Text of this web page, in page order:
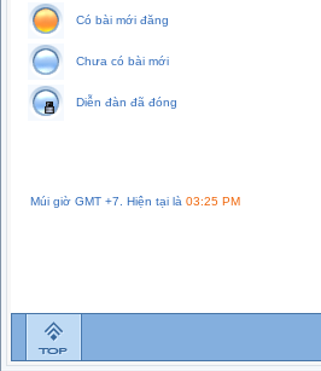
Có bài mới đăng
Chưa có bài mới
Diễn đàn đã đóng
Múi giờ GMT +7. Hiện tại là 03:25 PM